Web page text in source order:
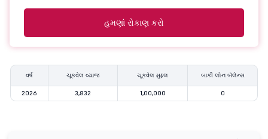
હમણાં રોકાણ કરો
વર્ષ ચૂકવેલ વ્યાજ ચૂકવેલ મુદ્દલ બાકી લોન બૅલેન્સ
2026 3,832 1,00,000 0